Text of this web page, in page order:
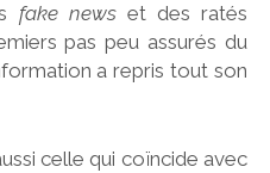
fake newset des ratés
pas peu assurés du
a repris tout son
celle qui coïncide avec